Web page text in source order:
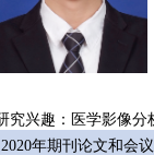
究兴趣：医学影像分
2020年期刊论文和会